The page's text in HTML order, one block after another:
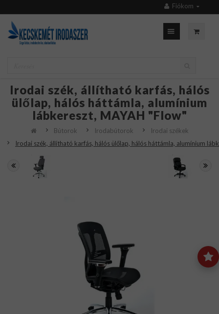
Fiókom
Irodai szék, állítható karfás, hálós
ülőlap, hálós háttámla, alumínium
lábkereszt, MAYAH "Flow"
Bútorok Irodabútorok
Irodai székek
Irodai szék, állítható karfás, hálós ülőlap, hálós háttámla, alumínium